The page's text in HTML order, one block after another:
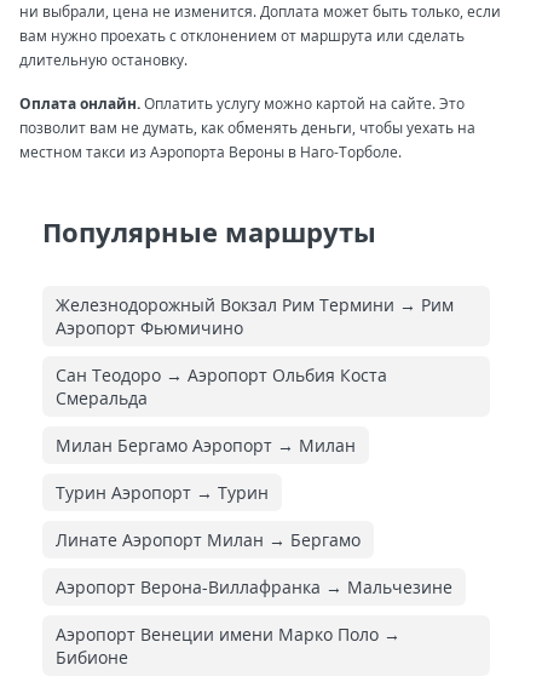
ни выбрали, цена не изменится. Доплата может быть только, если
вам нужно проехать с отклонением от маршрута или сделать
длительную остановку.
Оплата онлайн.Оплатить услугу можно картой на сайте. Это
позволит вам не думать, как обменять деньги, чтобы уехать на
местном такси из Аэропорта Вероны в Наго-Торболе.
Популярные маршруты
Железнодорожный Вокзал Рим Термини → Рим
Аэропорт Фьюмичино
Сан Теодоро → Аэропорт Ольбия Коста
Смеральда
Милан Бергамо Аэропорт → Милан
Турин Аэропорт → Турин
Линате Аэропорт Милан → Бергамо
Аэропорт Верона-Виллафранка → Мальчезине
Аэропорт Венеции имени Марко Поло →
Бибионе